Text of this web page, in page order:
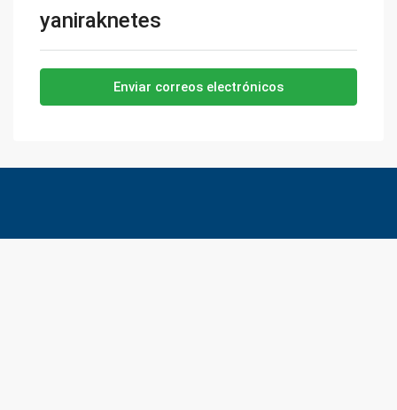
yaniraknetes
Enviar correos electrónicos